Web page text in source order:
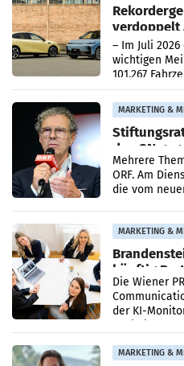
verdoppelt
– Im Juli
wichtigen
101.267
Ergebnis
verdoppelte
MARKETING &
den SN
Mehrere
ORF. Am
die vom
MARKETING &
künftig
Die Wiener
der KI-
MARKETING &